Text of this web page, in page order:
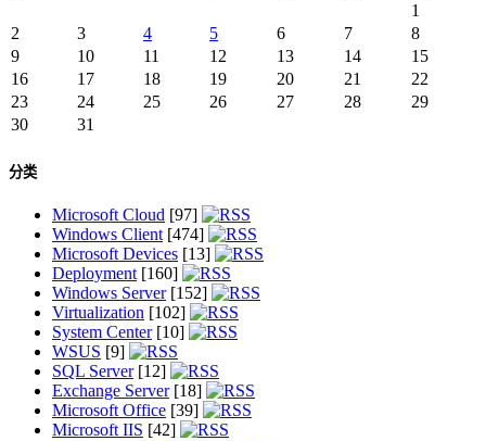
1
2
3 4 5 6 7
8
9
10 11 12 13 14
15
16
17 18 19 20 21
22
23
24 25 26 27 28
29
30
31
分类
Microsoft Cloud [97]
Windows Client[474]
Microsoft Devices [13]
Deployment[160]
Windows Server[152]
Virtualization [102]
System Center[10]
WSUS [9]
SQL Server[12]
Exchange Server[18]
Microsoft Office [39]
Microsoft IIS [42]